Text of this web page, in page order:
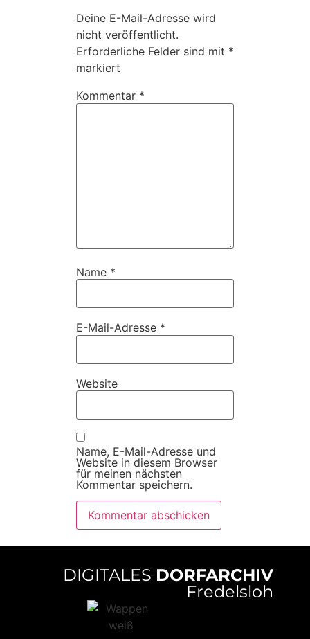
Deine E-Mail-Adresse wird
nicht veröffentlicht.
Erforderliche Felder sind mit *
markiert
Kommentar *
Name *
E-Mail-Adresse *
Website
Name, E-Mail-Adresse und
Website in diesem Browser
für meinen nächsten
Kommentar speichern.
DIGITALES DORFARCHIV
Fredelsloh